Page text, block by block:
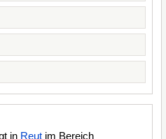
in Reut im Bereich